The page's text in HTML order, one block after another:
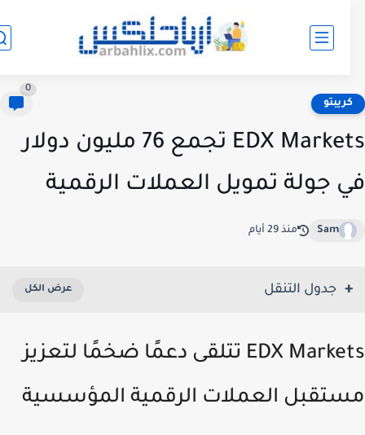
EDX Markets تجمع 76 مليون دولار
جولة تمويل العملات الرقمية
Sam منذ 29 أيام
جدول التنقل
EDX Markets تتلقى دعمًا ضخمًا لتعزيز
العملات الرقمية المؤسسية